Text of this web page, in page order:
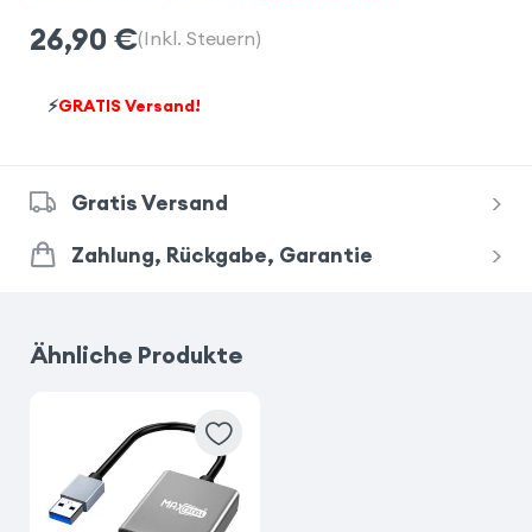
26,90 €(Inkl. Steuern)
⚡GRATIS Versand!
Gratis Versand
Zahlung, Rückgabe, Garantie
Ähnliche Produkte